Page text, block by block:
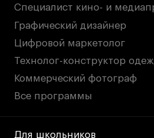
Специалист кино- и
Графический дизайнер
Цифровой маркетолог
Технолог-конструктор
Коммерческий фотограф
Все программы
Для школьников